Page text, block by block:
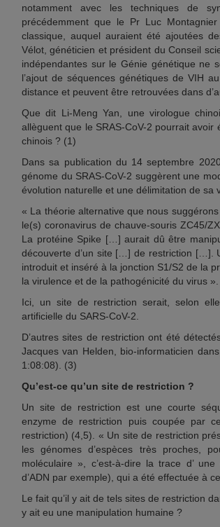
notamment avec les techniques de
précédemment que le Pr Luc
classique, auquel auraient été ajoutées
Vélot, généticien et président du Conseil
indépendantes sur le Génie génétique ne
l’ajout de séquences génétiques de VIH
distance et peuvent être retrouvées dans
Que dit Li-Meng Yan, une virologue
allèguent que le SRAS-CoV-2 pourrait
chinois ? (1)
Dans sa publication du 14 septembre
génome du SRAS-CoV-2 suggèrent une
évolution naturelle et une délimitation de sa
« La théorie alternative que nous
le(s) coronavirus de chauve-souris ZC45/
La protéine Spike […] aurait dû être
découverte d’un site […] de restriction […].
introduit et inséré à la jonction S1/S2 de la
la virulence et de la pathogénicité du virus ».
Ici, un site de restriction serait, selon
artificielle du SARS-CoV-2.
D’autres sites de restriction ont été
Jacques van Helden, bio-informaticien
1:08:08). (3)
Qu’est-ce qu’un site de restriction ?
Un site de restriction est une courte
enzyme de restriction puis coupée par
restriction) (4,5). « Un site de restriction
les génomes d’espèces très proches,
moléculaire », c’est-à-dire la trace d’
d’ADN par exemple), qui a été effectuée à
Le fait qu’il y ait de tels sites de restriction
y ait eu une manipulation humaine ?